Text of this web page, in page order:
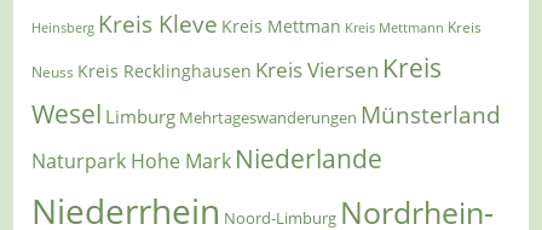
Heinsberg Kreis Kleve Kreis Mettman Kreis Mettmann Kreis
Neuss Kreis Recklinghausen Kreis Viersen Kreis
Wesel Limburg Mehrtageswanderungen Münsterland
Naturpark Hohe Mark Niederlande
Niederrhein Noord-Limburg Nordrhein-